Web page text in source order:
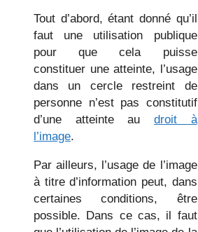
Tout d’abord, étant donné qu’il
faut une utilisation publique
pour que cela puisse
constituer une atteinte, l’usage
dans un cercle restreint de
personne n’est pas constitutif
d’une atteinte au droit à
l’image.
Par ailleurs, l’usage de l’image
à titre d’information peut, dans
certaines conditions, être
possible. Dans ce cas, il faut